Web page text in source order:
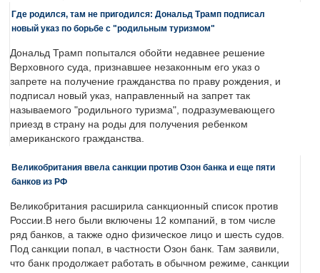
Где родился, там не пригодился: Дональд Трамп подписал
новый указ по борьбе с "родильным туризмом"
Дональд Трамп попытался обойти недавнее решение
Верховного суда, признавшее незаконным его указ о
запрете на получение гражданства по праву рождения, и
подписал новый указ, направленный на запрет так
называемого "родильного туризма", подразумевающего
приезд в страну на роды для получения ребенком
американского гражданства.
Великобритания ввела санкции против Озон банка и еще пяти
банков из РФ
Великобритания расширила санкционный список против
России.В него были включены 12 компаний, в том числе
ряд банков, а также одно физическое лицо и шесть судов.
Под санкции попал, в частности Озон банк. Там заявили,
что банк продолжает работать в обычном режиме, санкции